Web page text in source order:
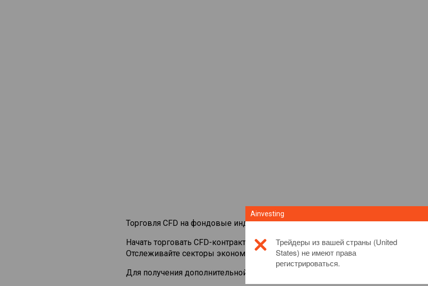
Торговля CFD на фондовые индексы предоставляет вам широкий спектр
Начать торговать CFD-контрактами на
Bovespaи используйте небольшие
Отслеживайте секторы экономики.
Для получения дополнительной информации об этом инвестиционном
Ainvesting
Трейдеры из вашей страны (United
States) не имеют права
регистрироваться.